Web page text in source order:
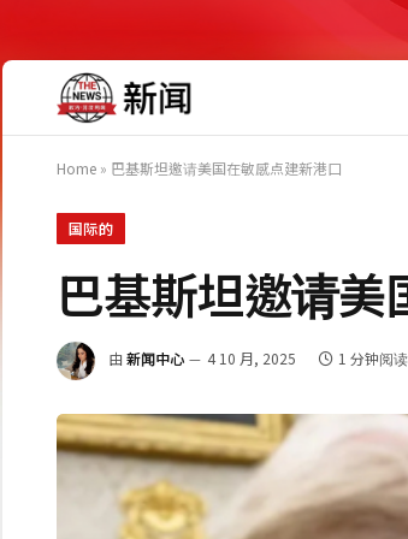
Home » 巴基斯坦邀请美国在敏感点建新港口
国际的
巴基斯坦邀请美
由 新闻中心 4 10 月, 2025 1 分钟阅读